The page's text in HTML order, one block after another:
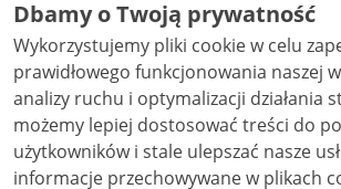
audio i wideo, są udostępniane
Creative Commons: uznanie
niekomercyjne - bez utworów
NC-ND 4.0), o ile nie jest to
Dbamy o Twoją prywatność
Wykorzystujemy pliki cookie w celu
prawidłowego funkcjonowania naszej
analizy ruchu i optymalizacji działania strony.
możemy lepiej dostosować treści do
użytkowników i stale ulepszać nasze usługi.
informacje przechowywane w plikach